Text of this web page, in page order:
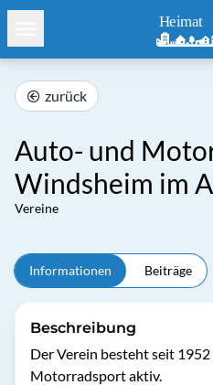
zurück
Auto- und
Windsheim im
Vereine
Informationen Beiträge
Beschreibung
Der Verein besteht seit
Motorradsport aktiv.